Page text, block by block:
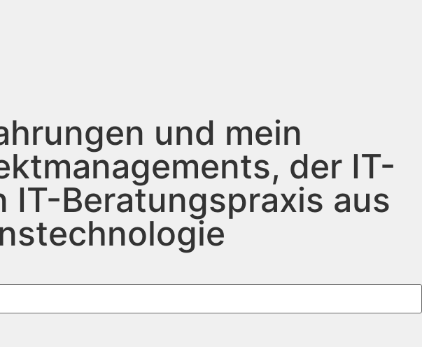
und mein
der IT-
Beratungspraxis aus